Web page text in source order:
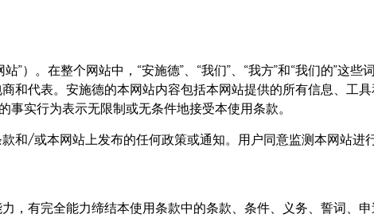
。在整个网站中，“安施德”、“我们”、“我方”和“我们的”这些
和代表。安施德的本网站内容包括本网站提供的所有信息、工具
实行为表示无限制或无条件地接受本使用条款。
和/或本网站上发布的任何政策或通知。用户同意监测本网站进
，有完全能力缔结本使用条款中的条款、条件、义务、誓词、申